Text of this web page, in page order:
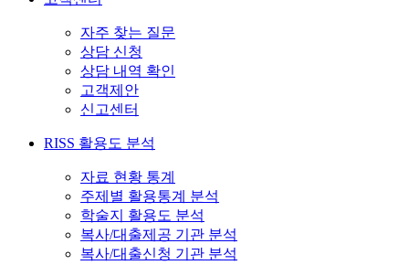
자주 찾는 질문
상담 신청
상담 내역 확인
고객제안
신고센터
RISS 활용도 분석
자료 현황 통계
주제별 활용통계 분석
학술지 활용도 분석
복사/대출제공 기관 분석
복사/대출신청 기관 분석